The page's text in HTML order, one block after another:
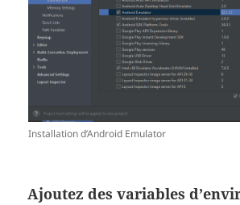
Installation d’Android Emulator
Ajoutez des variables